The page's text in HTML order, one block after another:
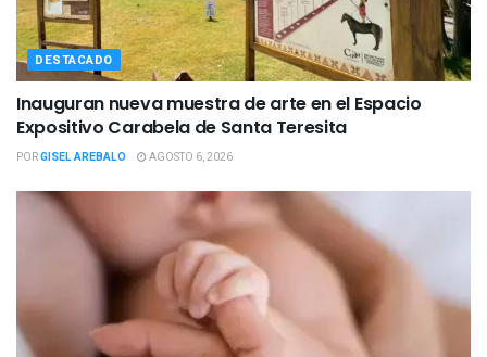
DESTACADO
Inauguran nueva muestra de arte en el Espacio
Expositivo Carabela de Santa Teresita
PORGISEL AREBALO AGOSTO 6, 2026